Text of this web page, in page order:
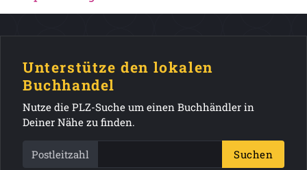
Unterstütze den lokalen
Buchhandel
Nutze die PLZ-Suche um einen Buchhändler in
Deiner Nähe zu finden.
Postleitzahl Suchen